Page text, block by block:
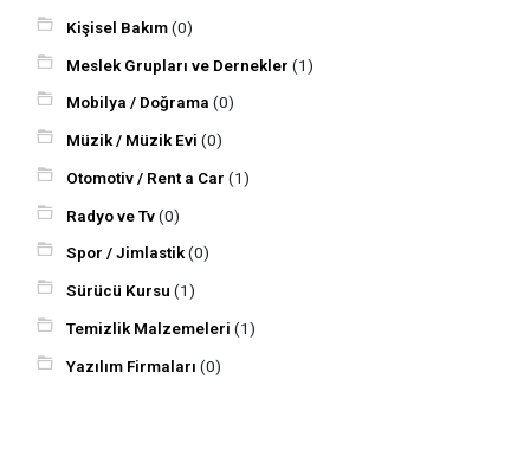
Kişisel Bakım(0)
Meslek Grupları ve Dernekler(1)
Mobilya / Doğrama(0)
Müzik / Müzik Evi(0)
Otomotiv / Rent a Car(1)
Radyo ve Tv(0)
Spor / Jimlastik(0)
Sürücü Kursu(1)
Temizlik Malzemeleri(1)
Yazılım Firmaları(0)